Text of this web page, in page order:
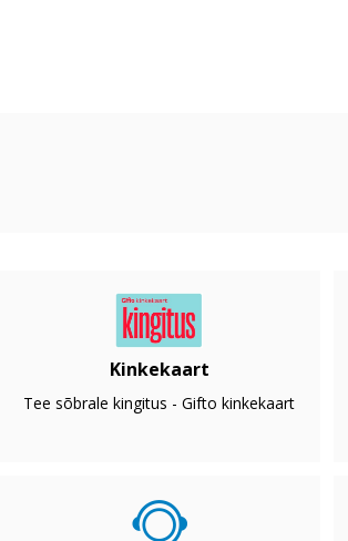
Kinkekaart
Tee sõbrale kingitus - Gifto kinkekaart